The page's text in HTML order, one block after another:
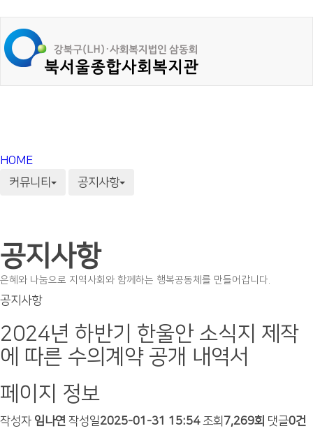
HOME
커뮤니티
공지사항
공지사항
은혜와 나눔으로 지역사회와 함께하는 행복공동체를 만들어갑니다.
공지사항
2024년 하반기 한울안 소식지 제작
에 따른 수의계약 공개 내역서
페이지 정보
작성자 임나연 작성일2025-01-31 15:54조회 7,269회 댓글0건